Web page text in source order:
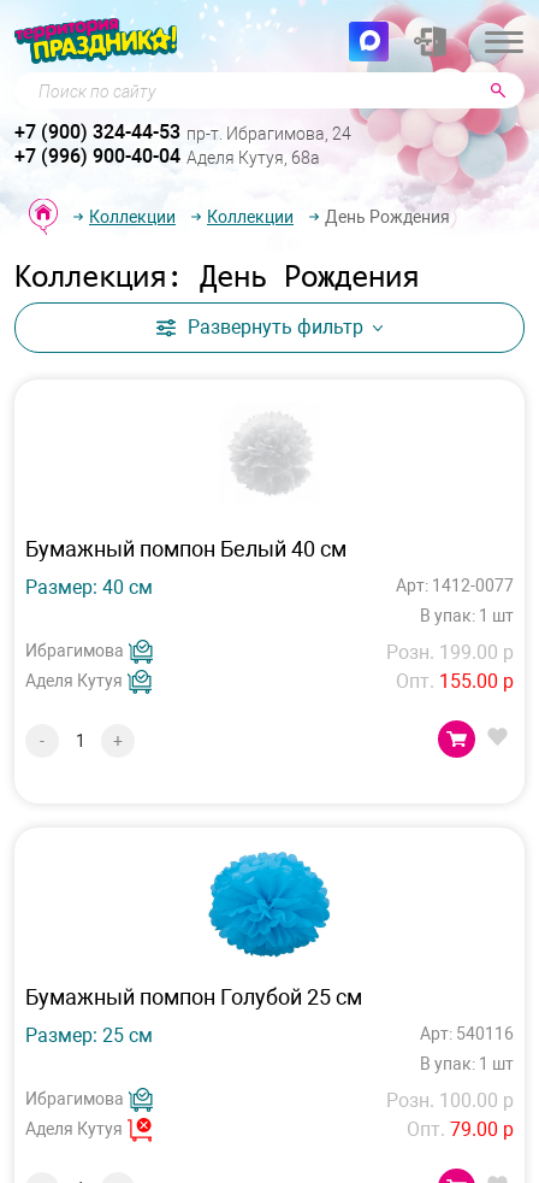
Поиск по сайту
+7 (900) 324-44-53 пр-т. Ибрагимова, 24
+7 (996) 900-40-04 Аделя Кутуя, 68а
Коллекции Коллекции День Рождения
Коллекция: День Рождения
Развернуть фильтр
Бумажный помпон Белый 40 см
Размер: 40 см
Арт: 1412-0077
В упак: 1 шт
Ибрагимова
Аделя Кутуя
Розн. 199.00 р
Опт. 155.00 р
- +
Бумажный помпон Голубой 25 см
Размер: 25 см
Арт: 540116
В упак: 1 шт
Ибрагимова
Аделя Кутуя
Розн. 100.00 р
Опт. 79.00 р